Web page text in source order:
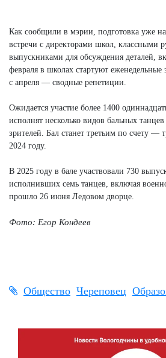
Как сообщили в мэрии, подготовка уже
встречи с директорами школ, классными
выпускниками для обсуждения деталей,
февраля в школах стартуют еженедельные
с апреля — сводные репетиции.​
Ожидается участие более 1400
исполнят несколько видов бальных
зрителей. Бал станет третьим по счету —
2024 году.​
В 2025 году в бале участвовали 730
исполнивших семь танцев, включая
прошло 26 июня Ледовом дворце.
Фото: Егор Кондеев
Общество Череповец